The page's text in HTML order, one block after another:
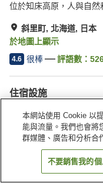
位於知床高原，人與自然
斜里町, 北海道, 日本
於地圖上顯示
4.6 很棒 評語數：
住宿設施
停車場
三溫暖
日本
本網站使用 Cookie 以
能與流量。我們也會將
群媒體、廣告和分析合
不要銷售我的